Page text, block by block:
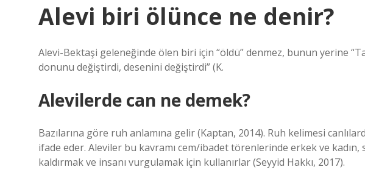
Alevi biri ölünce ne denir?
Alevi-Bektaşi geleneğinde ölen biri için “öldü” denmez, bunun yerine
donunu değiştirdi, desenini değiştirdi” (K.
Alevilerde can ne demek?
Bazılarına göre ruh anlamına gelir (Kaptan, 2014). Ruh kelimesi
ifade eder. Aleviler bu kavramı cem/ibadet törenlerinde erkek ve kadın,
kaldırmak ve insanı vurgulamak için kullanırlar (Seyyid Hakkı, 2017).